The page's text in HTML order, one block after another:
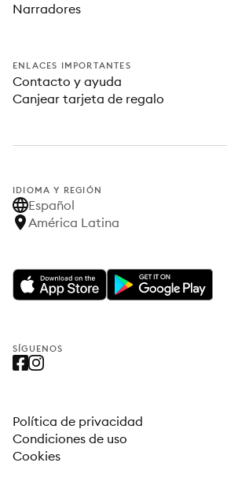
Narradores
ENLACES IMPORTANTES
Contacto y ayuda
Canjear tarjeta de regalo
IDIOMA Y REGIÓN
Español
América Latina
SÍGUENOS
Política de privacidad
Condiciones de uso
Cookies